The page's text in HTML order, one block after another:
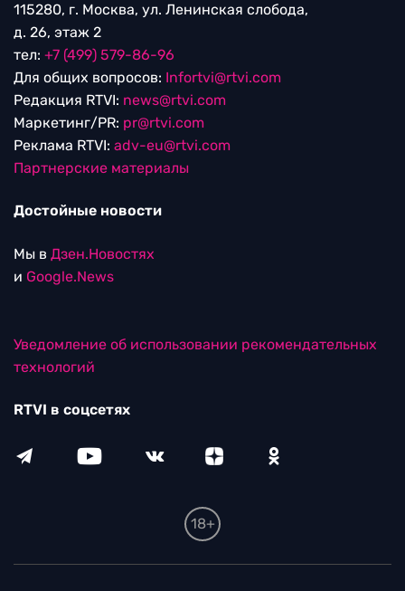
115280, г. Москва, ул. Ленинская слобода,
д. 26, этаж 2
тел: +7 (499) 579-86-96
Для общих вопросов: Infortvi@rtvi.com
Редакция RTVI: news@rtvi.com
Маркетинг/PR: pr@rtvi.com
Реклама RTVI: adv-eu@rtvi.com
Партнерские материалы
Достойные новости
Мы в Дзен.Новостях
и Google.News
Уведомление об использовании рекомендательных
технологий
RTVI в соцсетях
18+